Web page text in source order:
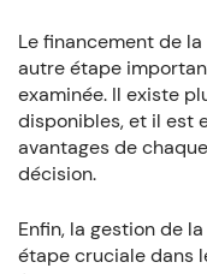
Le financement de
autre étape
examinée. Il existe
disponibles, et il est
avantages de
décision.
Enfin, la gestion de
étape cruciale dans